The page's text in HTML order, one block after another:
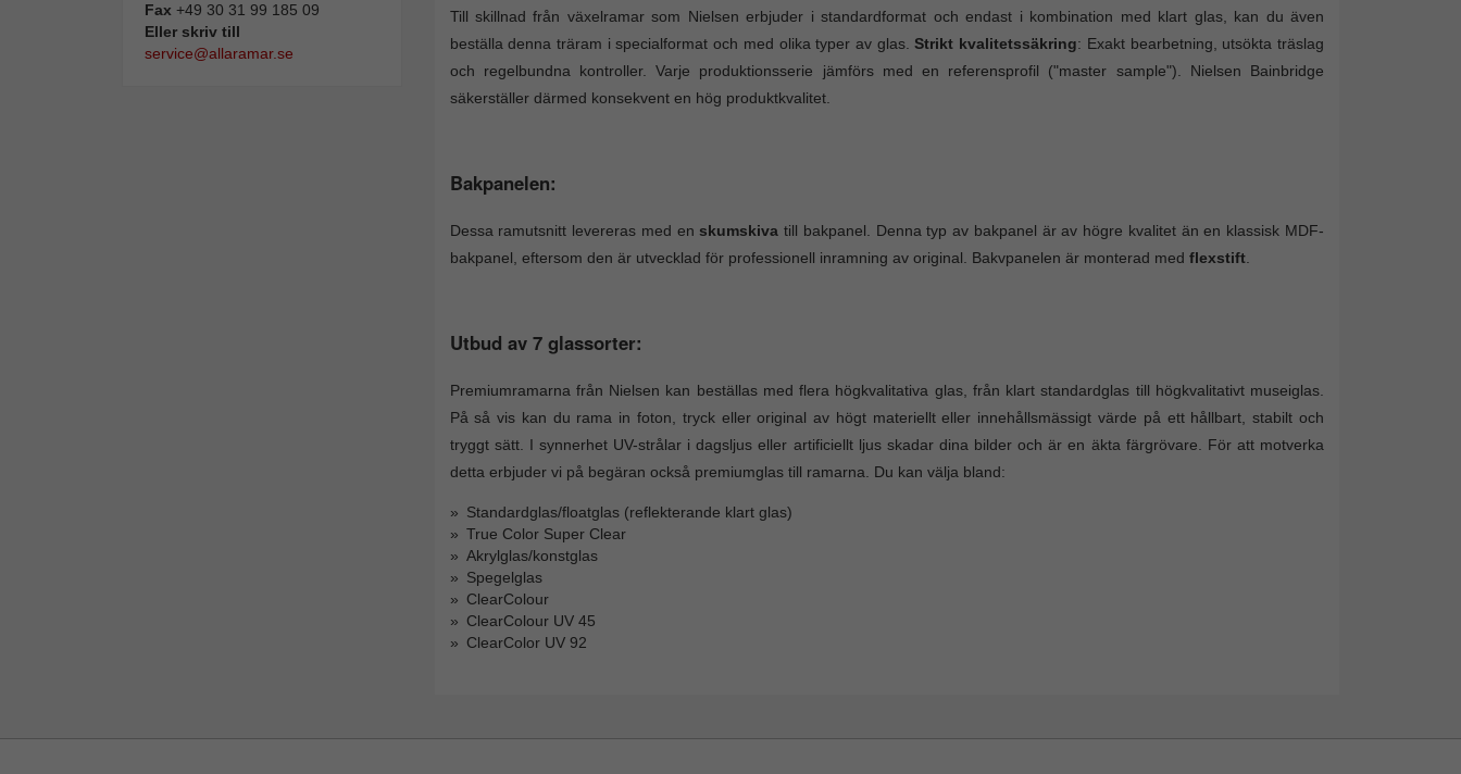
Fax +49 30 31 99 185 09
Eller skriv till
service@allaramar.se
Till skillnad från växelramar som Nielsen erbjuder i standardformat och endast i kombination med klart glas, kan du även
beställa denna träram i specialformat och med olika typer av glas.Strikt kvalitetssäkring: Exakt bearbetning, utsökta träslag
och regelbundna kontroller. Varje produktionsserie jämförs med en referensprofil ("master sample"). Nielsen Bainbridge
säkerställer därmed konsekvent en hög produktkvalitet.
Bakpanelen:
Dessa ramutsnitt levereras med en skumskiva till bakpanel. Denna typ av bakpanel är av högre kvalitet än en klassisk MDF-
bakpanel, eftersom den är utvecklad för professionell inramning av original. Bakvpanelen är monterad med flexstift.
Utbud av 7 glassorter:
Premiumramarna från Nielsen kan beställas med flera högkvalitativa glas, från klart standardglas till högkvalitativt museiglas.
På så vis kan du rama in foton, tryck eller original av högt materiellt eller innehållsmässigt värde på ett hållbart, stabilt och
tryggt sätt. I synnerhet UV-strålar i dagsljus eller artificiellt ljus skadar dina bilder och är en äkta färgrövare. För att motverka
detta erbjuder vi på begäran också premiumglas till ramarna. Du kan välja bland:
Standardglas/floatglas (reflekterande klart glas)
True Color Super Clear
Akrylglas/konstglas
Spegelglas
ClearColour
ClearColour UV 45
ClearColor UV 92